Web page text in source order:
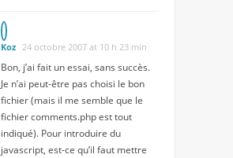
Koz 24 octobre 2007 at 10 h 23 min
Bon, j’ai fait un essai, sans succès.
Je n’ai peut-être pas choisi le bon
fichier (mais il me semble que le
fichier comments.php est tout
indiqué). Pour introduire du
javascript, est-ce qu’il faut mettre